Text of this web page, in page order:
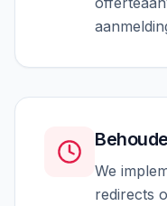
We
redirects